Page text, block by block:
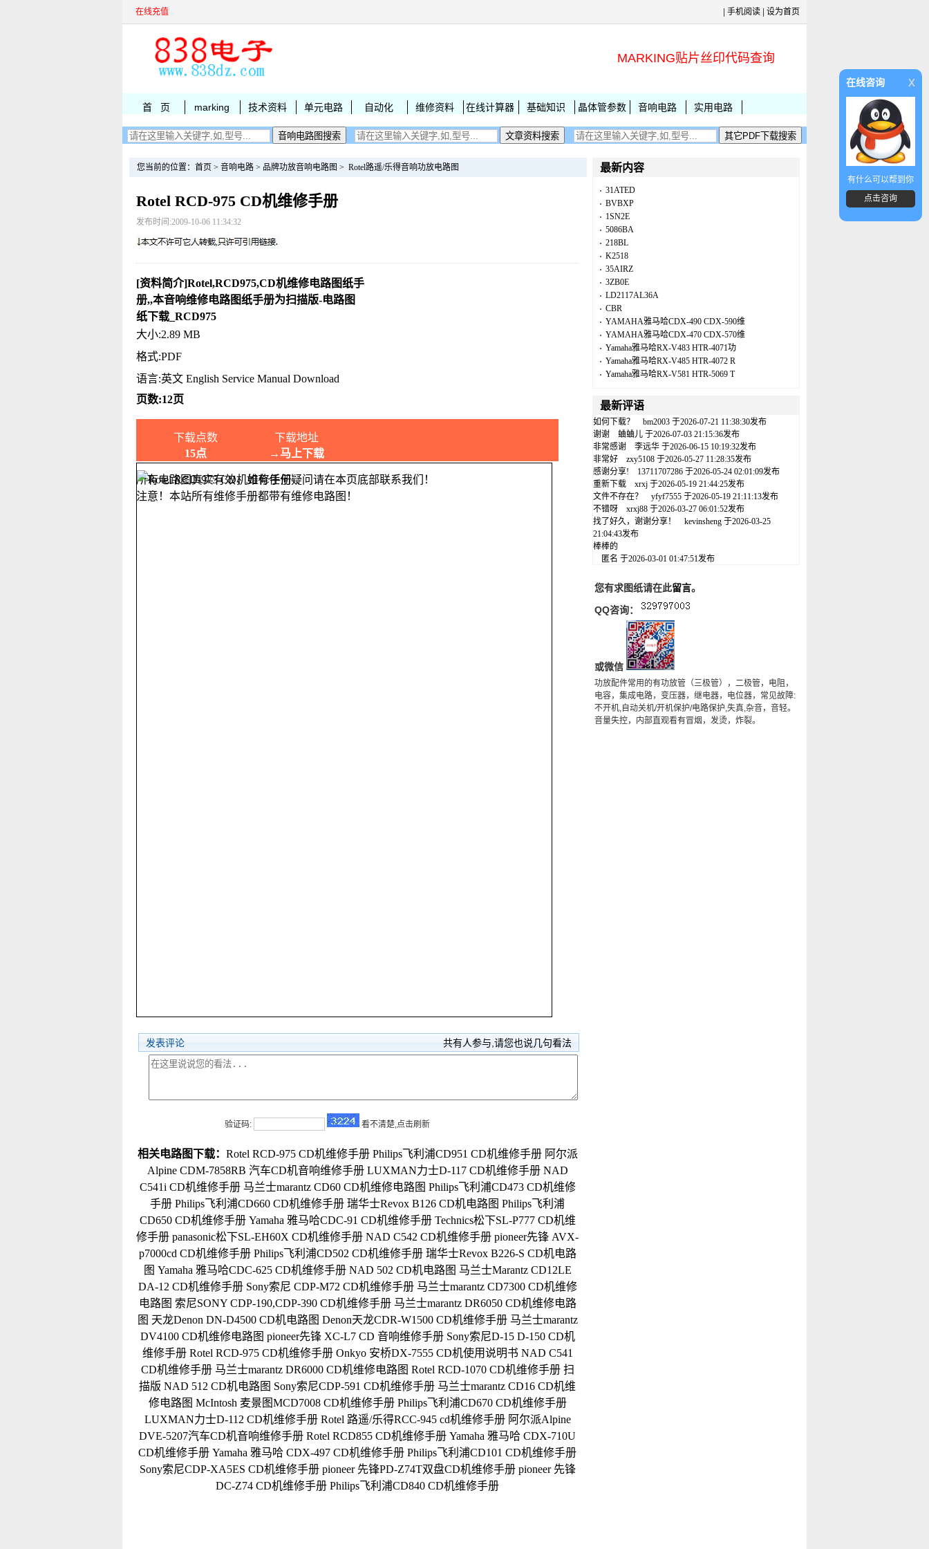
在线充值 手机阅读 设为首页
MARKING贴片丝印代码查询
首 页 marking 技术资料 单元电路 自动化 维修资料 在线计算器 基础知识 晶体管参数 音响电路 实用电路
您当前的位置： 首页 > 音响电路 > 品牌功放音响电路图 > Rotel路遥/乐得音响功放电路图
Rotel RCD-975 CD机维修手册
发布时间:2009-10-06 11:34:32
[资料简介]Rotel,RCD975,CD机维修电路图纸手
册,,本音响维修电路图纸手册为扫描版-电路图
纸下载_RCD975
大小:2.89 MB
格式:PDF
语言:英文 English Service Manual Download
页数:12页
下载点数
下载地址
15点
→马上下载
所有电路图真实有效，如有任何疑问请在本页底部联系我们！
注意！本站所有维修手册都带有维修电路图！
发表评论 共有人参与,请您也说几句看法
验证码: 看不清楚,点击刷新
相关电路图下载： Rotel RCD-975 CD机维修手册 Philips飞利浦CD951 CD机维修手册 阿尔派
Alpine CDM-7858RB 汽车CD机音响维修手册 LUXMAN力士D-117 CD机维修手册 NAD
C541i CD机维修手册 马兰士marantz CD60 CD机维修电路图 Philips飞利浦CD473 CD机维修
手册 Philips飞利浦CD660 CD机维修手册 瑞华士Revox B126 CD机电路图 Philips飞利浦
CD650 CD机维修手册 Yamaha 雅马哈CDC-91 CD机维修手册 Technics松下SL-P777 CD机维
修手册 panasonic松下SL-EH60X CD机维修手册 NAD C542 CD机维修手册 pioneer先锋 AVX-
p7000cd CD机维修手册 Philips飞利浦CD502 CD机维修手册 瑞华士Revox B226-S CD机电路
图 Yamaha 雅马哈CDC-625 CD机维修手册 NAD 502 CD机电路图 马兰士Marantz CD12LE
DA-12 CD机维修手册 Sony索尼 CDP-M72 CD机维修手册 马兰士marantz CD7300 CD机维修
电路图 索尼SONY CDP-190,CDP-390 CD机维修手册 马兰士marantz DR6050 CD机维修电路
图 天龙Denon DN-D4500 CD机电路图 Denon天龙CDR-W1500 CD机维修手册 马兰士marantz
DV4100 CD机维修电路图 pioneer先锋 XC-L7 CD 音响维修手册 Sony索尼D-15 D-150 CD机
维修手册 Rotel RCD-975 CD机维修手册 Onkyo 安桥DX-7555 CD机使用说明书 NAD C541
CD机维修手册 马兰士marantz DR6000 CD机维修电路图 Rotel RCD-1070 CD机维修手册 扫
描版 NAD 512 CD机电路图 Sony索尼CDP-591 CD机维修手册 马兰士marantz CD16 CD机维
修电路图 McIntosh 麦景图MCD7008 CD机维修手册 Philips飞利浦CD670 CD机维修手册
LUXMAN力士D-112 CD机维修手册 Rotel 路遥/乐得RCC-945 cd机维修手册 阿尔派Alpine
DVE-5207汽车CD机音响维修手册 Rotel RCD855 CD机维修手册 Yamaha 雅马哈 CDX-710U
CD机维修手册 Yamaha 雅马哈 CDX-497 CD机维修手册 Philips飞利浦CD101 CD机维修手册
Sony索尼CDP-XA5ES CD机维修手册 pioneer 先锋PD-Z74T双盘CD机维修手册 pioneer 先锋
DC-Z74 CD机维修手册 Philips飞利浦CD840 CD机维修手册
最新内容
31ATED
BVBXP
1SN2E
5086BA
218BL
K2518
35AIRZ
3ZB0E
LD2117AL36A
CBR
YAMAHA雅马哈CDX-490 CDX-590维
YAMAHA雅马哈CDX-470 CDX-570维
Yamaha雅马哈RX-V483 HTR-4071功
Yamaha雅马哈RX-V485 HTR-4072 R
Yamaha雅马哈RX-V581 HTR-5069 T
最新评语
如何下载？ bm2003 于2026-07-21 11:38:30发布
谢谢
蛐蛐儿 于2026-07-03 21:15:36发布
非常感谢
李远华 于2026-06-15 10:19:32发布
非常好
zxy5108 于2026-05-27 11:28:35发布
感谢分享!
13711707286 于2026-05-24 02:01:09发布
重新下载
xrxj 于2026-05-19 21:44:25发布
文件不存在？
yfyf7555 于2026-05-19 21:11:13发布
不错呀
xrxj88 于2026-03-27 06:01:52发布
找了好久，谢谢分享！
kevinsheng 于2026-03-25
21:04:43发布
棒棒的
匿名 于2026-03-01 01:47:51发布
您有求图纸请在此留言。
QQ咨询：
或微信
功放配件常用的有功放管（三极管），二极管，电阻，
电容，集成电路，变压器，继电器，电位器，常见故障:
不开机,自动关机/开机保护/电路保护,失真,杂音，音轻。
音量失控，内部直观看有冒烟，发烫，炸裂。
在线咨询 x
有什么可以帮到你
点击咨询